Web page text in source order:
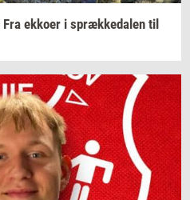
Fra ek­ko­er i spræk­ke­da­len til